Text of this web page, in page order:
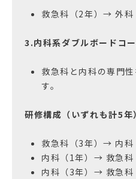
救急科（2年）→ 外科
3.内科系ダブルボードコー
救急科と内科の専門
す。
研修構成（いずれも計5年
救急科（3年）→ 内科
内科（1年）→ 救急科
内科（3年）→ 救急科